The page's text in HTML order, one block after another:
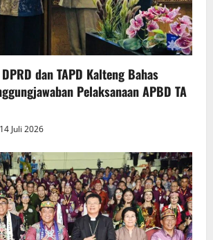
dan TAPD Kalteng Bahas
Pelaksanaan APBD TA
14 Juli 2026